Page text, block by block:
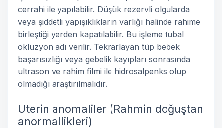
cerrahi ile yapılabilir. Düşük rezervli olgularda
veya şiddetli yapışıklıkların varlığı halinde rahime
birleştiği yerden kapatılabilir. Bu işleme tubal
okluzyon adı verilir. Tekrarlayan tüp bebek
başarısızlığı veya gebelik kayıpları sonrasında
ultrason ve rahim filmi ile hidrosalpenks olup
olmadığı araştırılmalıdır.
Uterin anomaliler (Rahmin doğuştan
anormallikleri)